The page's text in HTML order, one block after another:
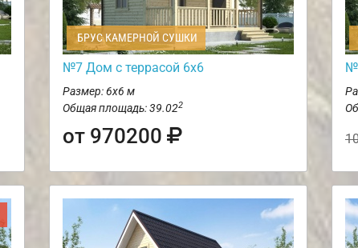
БРУС КАМЕРНОЙ СУШКИ
№7 Дом с террасой 6х6
Размер: 6х6 м
Общая площадь: 39.022
от 970200